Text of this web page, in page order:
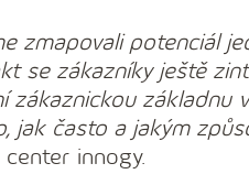
zmapovali potenciál
se zákazníky ještě
zákaznickou
často a jakým
innogy.